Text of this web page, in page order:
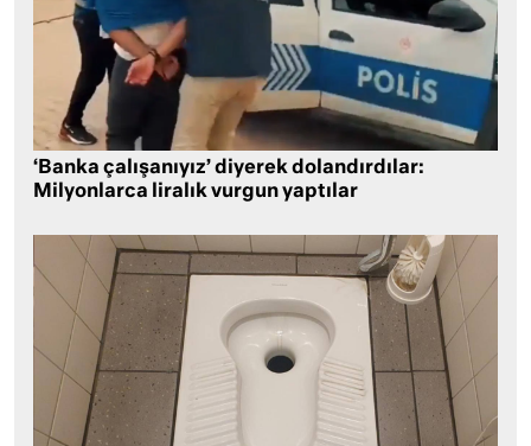
‘Banka çalışanıyız’ diyerek dolandırdılar:
Milyonlarca liralık vurgun yaptılar